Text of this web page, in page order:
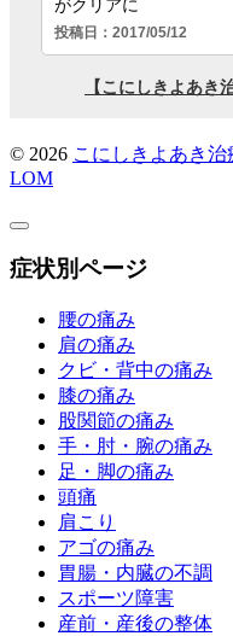
© 2026 こにしきよあき治
LOM
症状別ページ
腰の痛み
肩の痛み
クビ・背中の痛み
膝の痛み
股関節の痛み
手・肘・腕の痛み
足・脚の痛み
頭痛
肩こり
アゴの痛み
胃腸・内臓の不調
スポーツ障害
産前・産後の整体